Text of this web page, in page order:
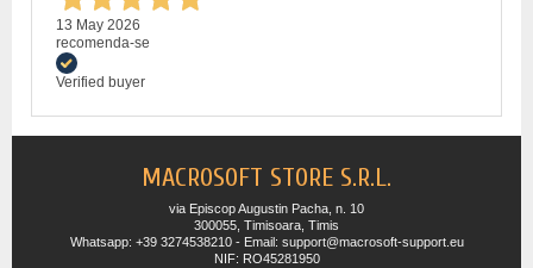
13 May 2026
recomenda-se
Verified buyer
MACROSOFT STORE S.R.L.
via Episcop Augustin Pacha, n. 10
300055, Timisoara, Timis
Whatsapp: +39 3274538210 - Email: support@macrosoft-support.eu
NIF: RO45281950